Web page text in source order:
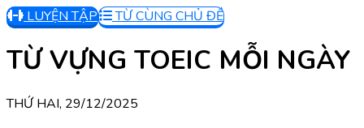
LUYỆN TẬP
TỪ CÙNG CHỦ ĐỀ
TỪ VỰNG TOEIC MỖI NGÀY
THỨ HAI, 29/12/2025